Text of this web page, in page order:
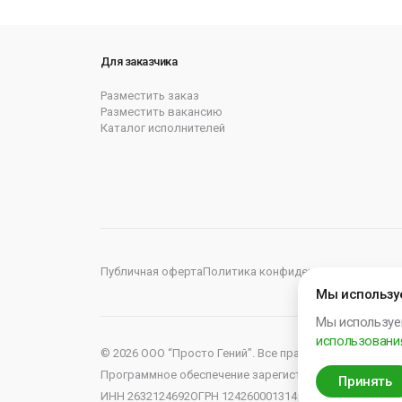
Для заказчика
Разместить заказ
Разместить вакансию
Каталог исполнителей
Публичная офертаПолитика конфиденциальности
© 2026 OOO “Просто Гений”. Все права защищены.
Программное обеспечение зарегистрировано в
ИНН 2632124692ОГРН 1242600013149
Мы
Мы
Принять